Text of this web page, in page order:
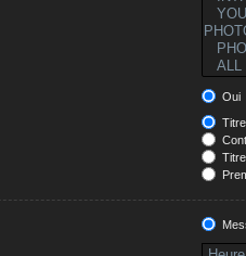
Oui